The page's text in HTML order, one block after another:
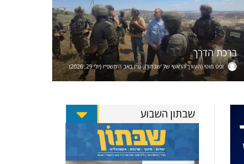
ברכת הדרך
זפט מוטי (העורך הראשי של 'שבתון') ט״ו באב ה׳תשפ״ו (יולי 29, 2026)
שבתון השבוע